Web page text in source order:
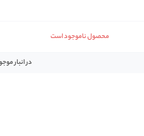
محصول ناموجود است
در انبار